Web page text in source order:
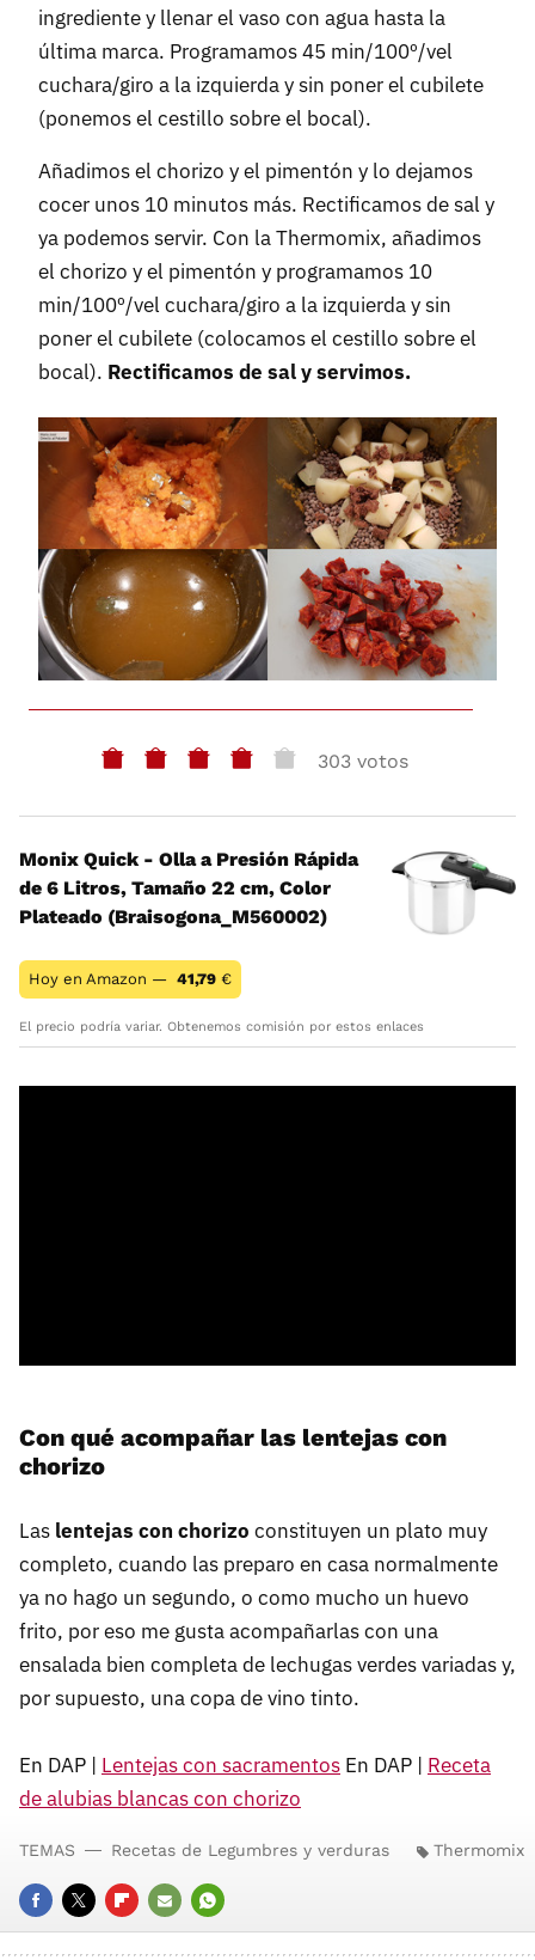
ingrediente y llenar el vaso con agua hasta la
última marca. Programamos 45 min/100º/vel
cuchara/giro a la izquierda y sin poner el cubilete
(ponemos el cestillo sobre el bocal).
Añadimos el chorizo y el pimentón y lo dejamos
cocer unos 10 minutos más. Rectificamos de sal y
ya podemos servir. Con la Thermomix, añadimos
el chorizo y el pimentón y programamos 10
min/100º/vel cuchara/giro a la izquierda y sin
poner el cubilete (colocamos el cestillo sobre el
bocal). Rectificamos de sal y servimos.
303 votos
Monix Quick - Olla a Presión Rápida
de 6 Litros, Tamaño 22 cm, Color
Plateado (Braisogona_M560002)
Hoy en Amazon — 41,79 €
El precio podría variar. Obtenemos comisión por estos enlaces
Con qué acompañar las lentejas con
chorizo
Las lentejas con chorizo constituyen un plato muy
completo, cuando las preparo en casa normalmente
ya no hago un segundo, o como mucho un huevo
frito, por eso me gusta acompañarlas con una
ensalada bien completa de lechugas verdes variadas y,
por supuesto, una copa de vino tinto.
En DAP | Lentejas con sacramentos En DAP | Receta
de alubias blancas con chorizo
FACEBOOK
TWITTERFLIPBOARD
E-
WHATSAPP
TEMAS Recetas de Legumbres y verduras Thermomix